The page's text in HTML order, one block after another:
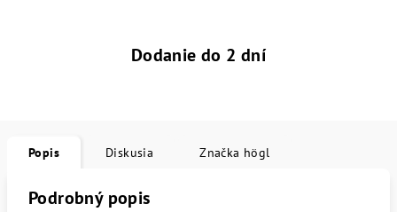
Dodanie do 2 dní
Popis Diskusia Značka högl
Podrobný popis